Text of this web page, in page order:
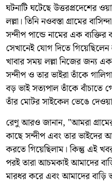
ঘটনাটি ঘটেছে উত্তরপ্রদেশের
লল্লা। তিনি নওবস্তা গ্রামের
সন্দীপ পান্ডে নামের এক ব্যক্তির
সেখানেই যোগ দিতে
খাবার সময় লল্লা নিজের জন্য
সন্দীপ ও তার ভাইরা তাঁকে
বড় ভাই সত্যপাল তাঁকে বাঁচাতে
তাঁর মোটর সাইকেল ভেঙে
রেণু আরও জানান, "আমরা গ্রামের
কাছে সন্দীপ এবং তার ভাইদের
করতে গিয়েছিলাম। কিন্তু এই
পরই তারা আচমকাই আমাদের
মারধর করে এবং আমাদের বাড়ি